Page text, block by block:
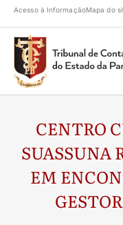
Acesso à InformaçãoMapa do
CENTRO
SUASSUNA
EM